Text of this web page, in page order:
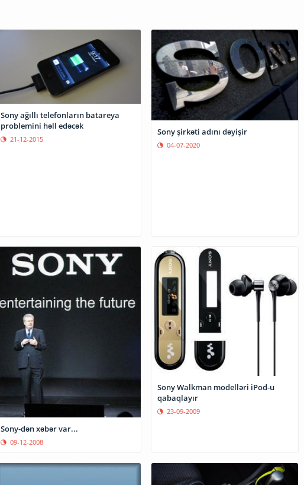
Sony ağıllı telefonların batareya
problemini həll edəcək
21-12-2015
Sony şirkəti adını dəyişir
04-07-2020
Sony-dən xəbər var...
09-12-2008
Sony Walkman modelləri iPod-u
qabaqlayır
23-09-2009